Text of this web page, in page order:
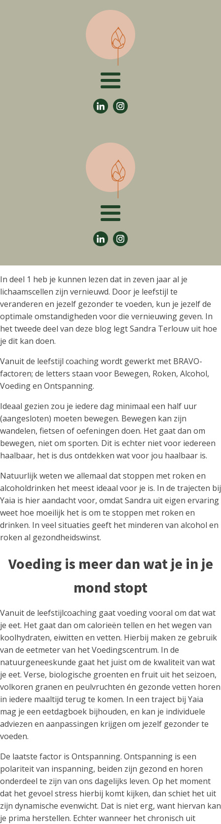
In deel 1 heb je kunnen lezen dat in zeven jaar al je
lichaamscellen zijn vernieuwd. Door je leefstijl te
veranderen en jezelf gezonder te voeden, kun je jezelf de
optimale omstandigheden voor die vernieuwing geven. In
het tweede deel van deze blog legt Sandra Terlouw uit hoe
je dit kan doen.
Vanuit de leefstijl coaching wordt gewerkt met BRAVO-
factoren; de letters staan voor Bewegen, Roken, Alcohol,
Voeding en Ontspanning.
Ideaal gezien zou je iedere dag minimaal een half uur
(aangesloten) moeten bewegen. Bewegen kan zijn
wandelen, fietsen of oefeningen doen. Het gaat dan om
bewegen, niet om sporten. Dit is echter niet voor iedereen
haalbaar, het is dus ontdekken wat voor jou haalbaar is.
Natuurlijk weten we allemaal dat stoppen met roken en
alcoholdrinken het meest ideaal voor je is. In de trajecten bij
Yaia is hier aandacht voor, omdat Sandra uit eigen ervaring
weet hoe moeilijk het is om te stoppen met roken en
drinken. In veel situaties geeft het minderen van alcohol en
roken al gezondheidswinst.
Voeding is meer dan wat je in je
mond stopt
Vanuit de leefstijlcoaching gaat voeding vooral om dat wat
je eet. Het gaat dan om calorieën tellen en het wegen van
koolhydraten, eiwitten en vetten. Hierbij maken ze gebruik
van de eetmeter van het Voedingscentrum. In de
natuurgeneeskunde gaat het juist om de kwaliteit van wat
je eet. Verse, biologische groenten en fruit uit het seizoen,
volkoren granen en peulvruchten én gezonde vetten horen
in iedere maaltijd terug te komen. In een traject bij Yaia
mag je een eetdagboek bijhouden, en kan je individuele
adviezen en aanpassingen krijgen om jezelf gezonder te
voeden.
De laatste factor is Ontspanning. Ontspanning is een
polariteit van inspanning, beiden zijn gezond en horen
onderdeel te zijn van ons dagelijks leven. Op het moment
dat het gevoel stress hierbij komt kijken, dan schiet het uit
zijn dynamische evenwicht. Dat is niet erg, want hiervan kan
je prima herstellen. Echter wanneer het chronisch uit